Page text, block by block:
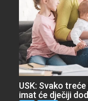
USK: Svako
imat će dječiji